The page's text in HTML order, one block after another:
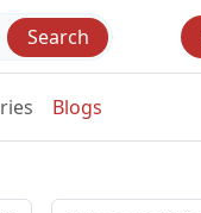
Search
Blogs